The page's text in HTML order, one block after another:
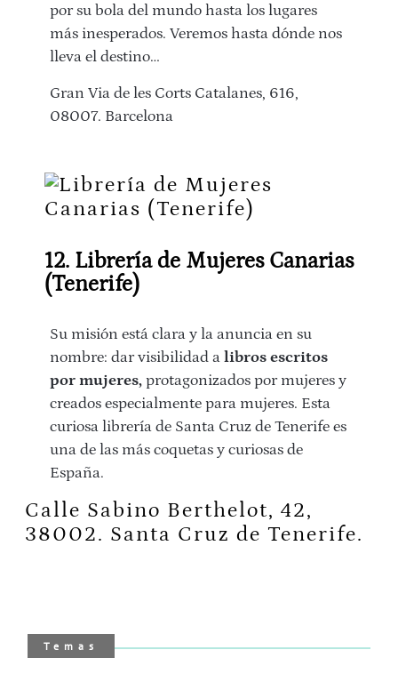
por su bola del mundo hasta los lugares
más inesperados. Veremos hasta dónde nos
lleva el destino…
Gran Via de les Corts Catalanes, 616,
08007. Barcelona
12. Librería de Mujeres Canarias
(Tenerife)
Su misión está clara y la anuncia en su
nombre: dar visibilidad a libros escritos
por mujeres, protagonizados por mujeres y
creados especialmente para mujeres. Esta
curiosa librería de Santa Cruz de Tenerife es
una de las más coquetas y curiosas de
España.
Calle Sabino Berthelot, 42,
38002. Santa Cruz de Tenerife.
Temas